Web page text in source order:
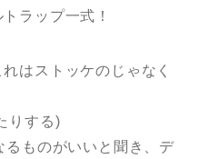
ラップ一式！
はストッケのじゃなく
りする)
るものがいいと聞き、デ